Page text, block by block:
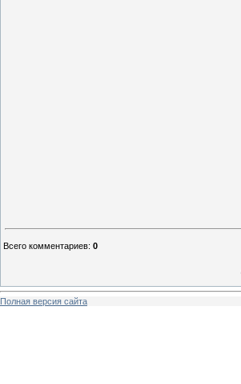
Всего комментариев: 0
Полная версия сайта